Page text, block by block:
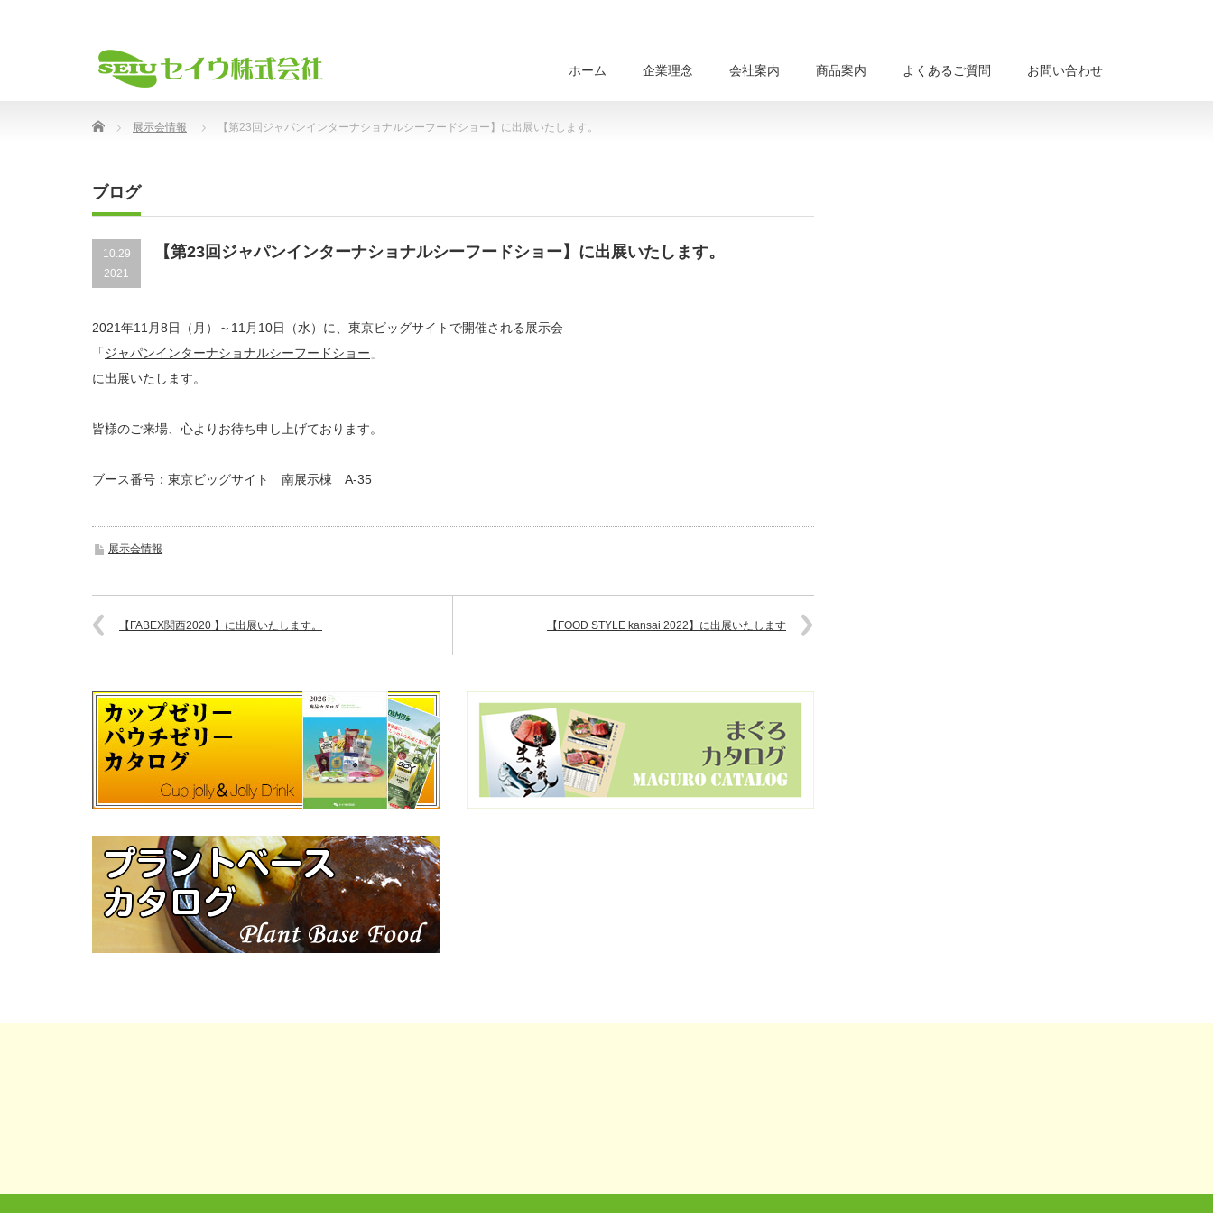
ホーム 企業理念 会社案内 商品案内 よくあるご質問 お問い合わせ
Home 展示会情報 【第23回ジャパンインターナショナルシーフードショー】に出展いたします。
ブログ
10.29
2021
【第23回ジャパンインターナショナルシーフードショー】に出展いたします。
2021年11月8日（月）～11月10日（水）に、東京ビッグサイトで開催される展示会
「ジャパンインターナショナルシーフードショー 」
に出展いたします。
皆様のご来場、心よりお待ち申し上げております。
ブース番号：東京ビッグサイト 南展示棟 A-35
展示会情報
【FABEX関西2020 】に出展いたします。 【FOOD STYLE kansai 2022】に出展いたします